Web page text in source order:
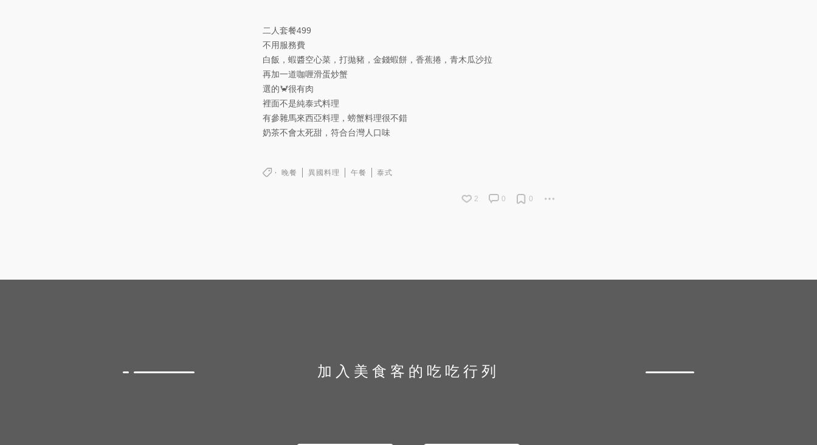
二人套餐499
不用服務費
白飯，蝦醬空心菜，打拋豬，金錢蝦餅，香蕉捲，青木瓜沙拉
再加一道咖喱滑蛋炒蟹
選的🦀️很有肉
裡面不是純泰式料理
有參雜馬來西亞料理，螃蟹料理很不錯
奶茶不會太死甜，符合台灣人口味
晚餐 異國料理 午餐 泰式
2 0 0
加入美食客的吃吃行列